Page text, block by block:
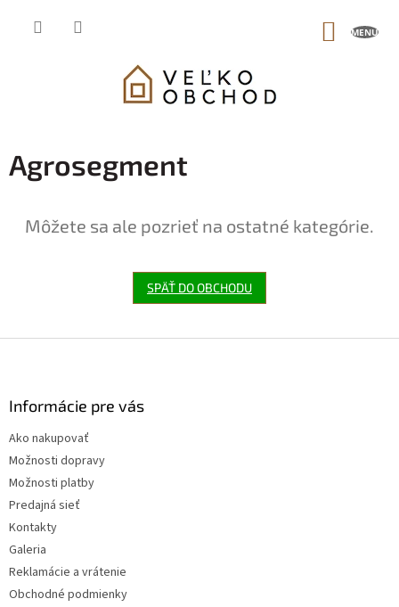
Agrosegment
Môžete sa ale pozrieť na ostatné kategórie.
SPÄŤ DO OBCHODU
Informácie pre vás
Ako nakupovať
Možnosti dopravy
Možnosti platby
Predajná sieť
Kontakty
Galeria
Reklamácie a vrátenie
Obchodné podmienky